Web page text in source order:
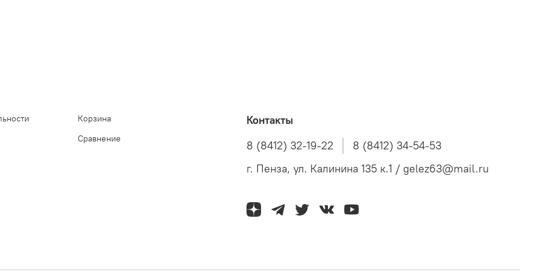
Корзина
Сравнение
Контакты
8 (8412) 32-19-22
8 (8412) 34-54-53
г. Пенза, ул. Калинина 135 к.1 / gelez63@mail.ru